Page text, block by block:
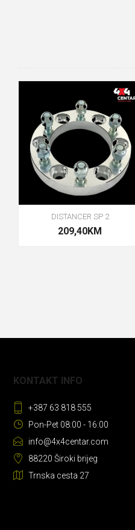
DISTANCER SP 2
209,40KM
KONTAKT INFO
+387 63 818 555
Pon-Pet 08:00 - 16:00
info@4x4centar.com
88220 Široki brijeg
Trnska cesta 27